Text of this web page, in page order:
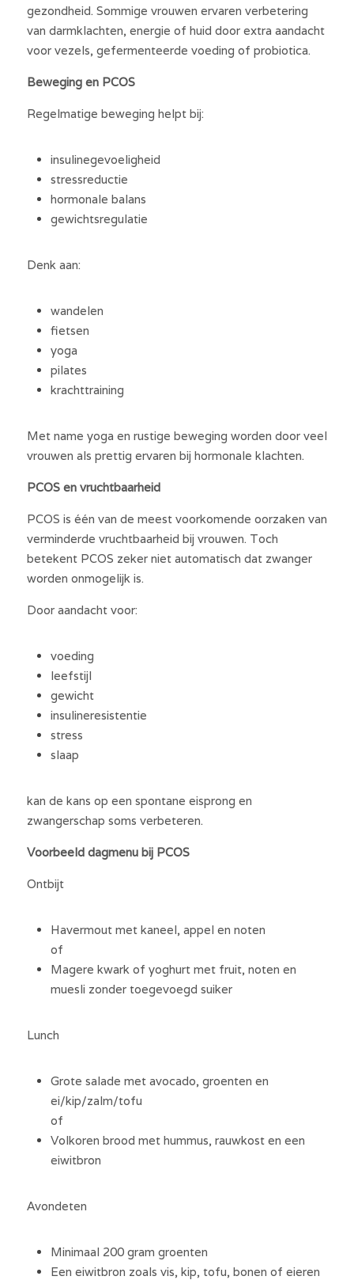
gezondheid. Sommige vrouwen ervaren verbetering
van darmklachten, energie of huid door extra aandacht
voor vezels, gefermenteerde voeding of probiotica.
Beweging en PCOS
Regelmatige beweging helpt bij:
insulinegevoeligheid
stressreductie
hormonale balans
gewichtsregulatie
Denk aan:
wandelen
fietsen
yoga
pilates
krachttraining
Met name yoga en rustige beweging worden door veel
vrouwen als prettig ervaren bij hormonale klachten.
PCOS en vruchtbaarheid
PCOS is één van de meest voorkomende oorzaken van
verminderde vruchtbaarheid bij vrouwen. Toch
betekent PCOS zeker niet automatisch dat zwanger
worden onmogelijk is.
Door aandacht voor:
voeding
leefstijl
gewicht
insulineresistentie
stress
slaap
kan de kans op een spontane eisprong en
zwangerschap soms verbeteren.
Voorbeeld dagmenu bij PCOS
Ontbijt
Havermout met kaneel, appel en noten
of
Magere kwark of yoghurt met fruit, noten en
muesli zonder toegevoegd suiker
Lunch
Grote salade met avocado, groenten en
ei/kip/zalm/tofu
of
Volkoren brood met hummus, rauwkost en een
eiwitbron
Avondeten
Minimaal 200 gram groenten
Een eiwitbron zoals vis, kip, tofu, bonen of eieren